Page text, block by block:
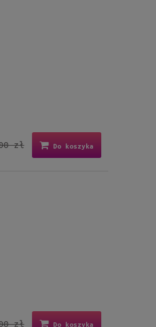
zł Do koszyka
zł Do koszyka